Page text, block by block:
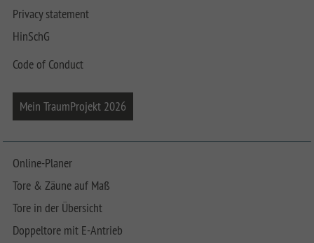
Privacy statement
HinSchG
Code of Conduct
Mein TraumProjekt 2026
Online-Planer
Tore & Zäune auf Maß
Tore in der Übersicht
Doppeltore mit E-Antrieb